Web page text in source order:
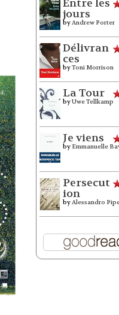
Entre les
jours
byAndrew Porter
Délivran
ces
byToni Morrison
La Tour
byUwe Tellkamp
Je viens
by Emmanuelle
Persecut
ion
byAlessandro